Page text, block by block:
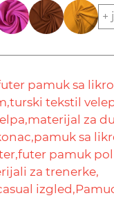
+
pamuk sa
turski tekstil
materijal za
pamuk sa
futer pamuk
za trenerke,
izgled,